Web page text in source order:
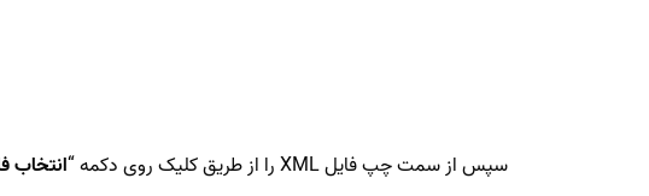
سپس از سمت چپ فایل XML را از طریق کلیک روی دکمه “ انتخاب